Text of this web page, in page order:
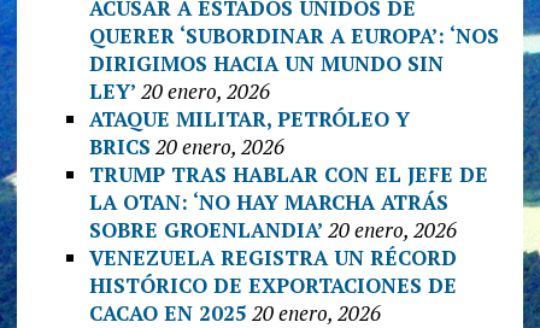
ACUSAR A ESTADOS UNIDOS DE
QUERER ‘SUBORDINAR A EUROPA’: ‘NOS
DIRIGIMOS HACIA UN MUNDO SIN
LEY’ 20 enero, 2026
ATAQUE MILITAR, PETRÓLEO Y
BRICS 20 enero, 2026
TRUMP TRAS HABLAR CON EL JEFE DE
LA OTAN: ‘NO HAY MARCHA ATRÁS
SOBRE GROENLANDIA’ 20 enero, 2026
VENEZUELA REGISTRA UN RÉCORD
HISTÓRICO DE EXPORTACIONES DE
CACAO EN 2025 20 enero, 2026